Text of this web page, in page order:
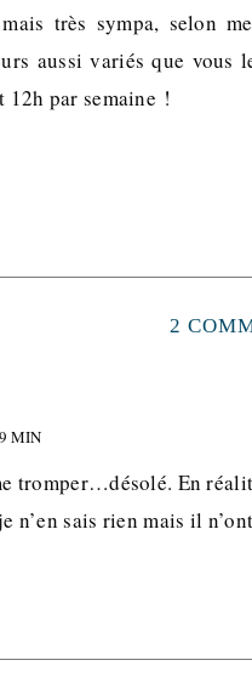
très sympa, selon
aussi variés que
12h par semaine !
2
MIN
tromper…désolé. En
n’en sais rien mais il